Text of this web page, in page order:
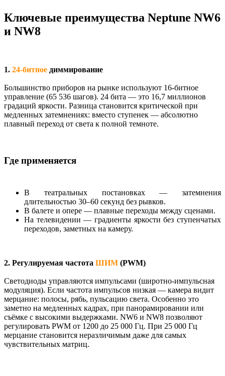
Ключевые преимущества Neptune NW6
и NW8
1. 24-битное диммирование
Большинство приборов на рынке используют 16-битное
управление (65 536 шагов). 24 бита — это 16,7 миллионов
градаций яркости. Разница становится критической при
медленных затемнениях: вместо ступенек — абсолютно
плавный переход от света к полной темноте.
Где применяется
В театральных постановках — затемнения
длительностью 30–60 секунд без рывков.
В балете и опере — плавные переходы между сценами.
На телевидении — градиенты яркости без ступенчатых
переходов, заметных на камеру.
2. Регулируемая частота ШИМ (PWM)
Светодиоды управляются импульсами (широтно-импульсная
модуляция). Если частота импульсов низкая — камера видит
мерцание: полосы, рябь, пульсацию света. Особенно это
заметно на медленных кадрах, при панорамировании или
съёмке с высокими выдержками. NW6 и NW8 позволяют
регулировать PWM от 1200 до 25 000 Гц. При 25 000 Гц
мерцание становится неразличимым даже для самых
чувствительных матриц.